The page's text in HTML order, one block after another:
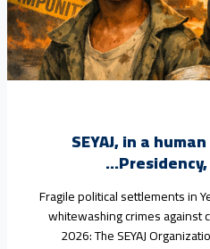
SEYAJ, in a
Fragile political settlements in
whitewashing crimes against
2026: The SEYAJ